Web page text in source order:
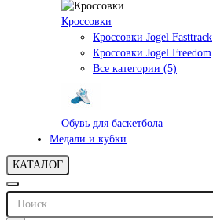
Кроссовки
Кроссовки Jogel Fasttrack
Кроссовки Jogel Freedom
Все категории (5)
Обувь для баскетбола
Медали и кубки
КАТАЛОГ